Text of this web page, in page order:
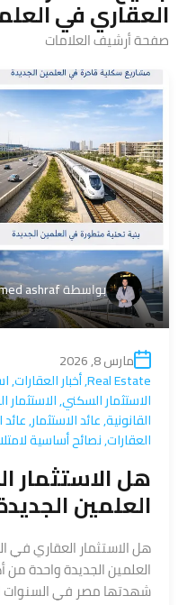
العقاري في
صفحة أرشيف العلامات
بواسطةashraf
مارس 8, 2026
Real Estate
,أخبار العقارات,
الاستثمار السكني,الاستثمار
القانونية,عائد الاستثمار,عائد
العقارات,نصائح أساسية
هل الاستثمار
العلمين
هل الاستثمار العقاري في
العلمين الجديدة واحدة من
شهدتها مصر في السنوات